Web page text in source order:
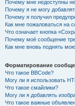
Почему мне недоступны
Почему я не могу
Почему я получил
Как мне пожаловаться на
Что означает кнопка
Почему моё сообщение
Как мне вновь поднять
Форматирование
Что такое BBCode?
Могу ли я использовать
Что такое смайлики?
Могу ли я добавлять
Что такое важные